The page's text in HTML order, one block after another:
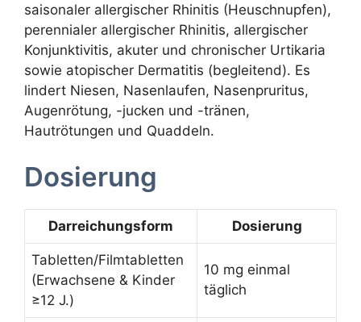
saisonaler allergischer Rhinitis (Heuschnupfen),
perennialer allergischer Rhinitis, allergischer
Konjunktivitis, akuter und chronischer Urtikaria
sowie atopischer Dermatitis (begleitend). Es
lindert Niesen, Nasenlaufen, Nasenpruritus,
Augenrötung, -jucken und -tränen,
Hautrötungen und Quaddeln.
Dosierung
Darreichungsform Dosierung
Tabletten/Filmtabletten
(Erwachsene & Kinder
≥12 J.)
10 mg einmal
täglich